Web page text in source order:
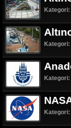
Kategori:
Kategori:
Kategori:
Kategori: